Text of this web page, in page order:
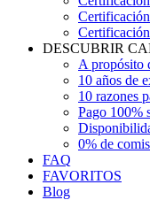
DESCUBRIR
A propósito
10 años de
10 razones
Pago 100%
0% de
FAQ
FAVORITOS
Blog